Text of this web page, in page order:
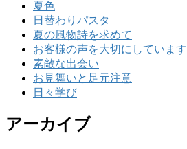
夏色
日替わりパスタ
夏の風物詩を求めて
お客様の声を大切にしています
素敵な出会い
お見舞いと足元注意
日々学び
アーカイブ